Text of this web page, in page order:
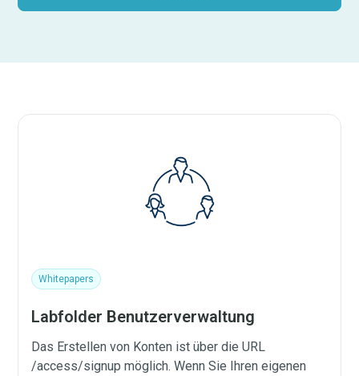
Whitepapers
Labfolder Benutzerverwaltung
Das Erstellen von Konten ist über die URL
/access/signup möglich. Wenn Sie Ihren eigenen